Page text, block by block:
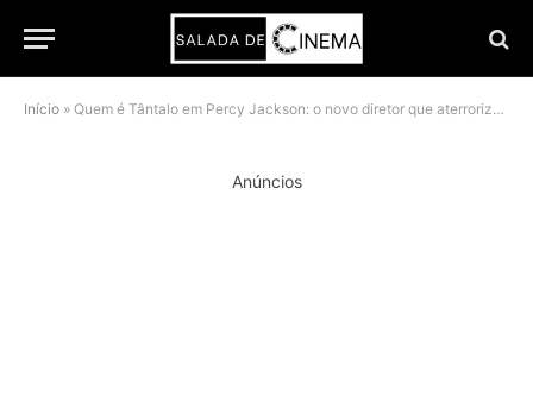
Início » Quem é Tântalo em Percy Jackson: o novo diretor que aterroriza o Acampamento Meio-Sangue
Anúncios